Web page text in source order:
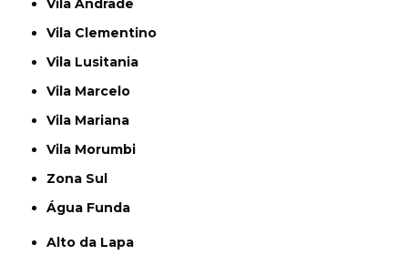
Vila Andrade
Vila Clementino
Vila Lusitania
Vila Marcelo
Vila Mariana
Vila Morumbi
Zona Sul
Água Funda
Alto da Lapa